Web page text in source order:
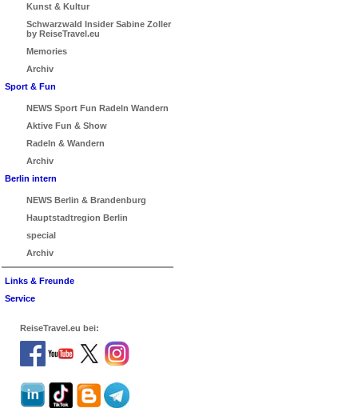
Kunst & Kultur
Schwarzwald Insider Sabine Zoller
by ReiseTravel.eu
Memories
Archiv
Sport & Fun
NEWS Sport Fun Radeln Wandern
Aktive Fun & Show
Radeln & Wandern
Archiv
Berlin intern
NEWS Berlin & Brandenburg
Hauptstadtregion Berlin
special
Archiv
Links & Freunde
Service
ReiseTravel.eu bei: